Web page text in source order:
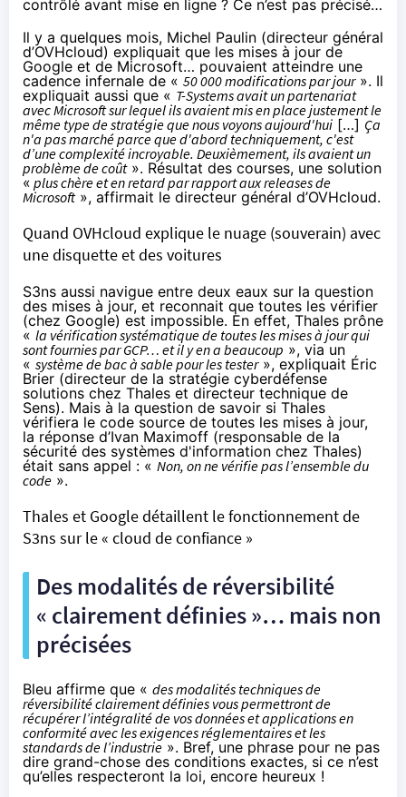
contrôlé avant mise en ligne ? Ce n’est pas précisé…
Il y a quelques mois, Michel Paulin (directeur général
d’OVHcloud) expliquait que les mises à jour de
Google et de Microsoft… pouvaient atteindre une
cadence infernale de « 50 000 modifications par jour». Il
expliquait aussi que « T-Systems avait un partenariat
avec Microsoft sur lequel ils avaient mis en place justement le
même type de stratégie que nous voyons aujourd'hui […] Ça
n'a pas marché parce que d'abord techniquement, c'est
d’une complexité incroyable. Deuxièmement, ils avaient un
problème de coût». Résultat des courses, une solution
« plus chère et en retard par rapport aux releases de
Microsoft», affirmait le directeur général d’OVHcloud.
Quand OVHcloud explique le nuage (souverain) avec
une disquette et des voitures
S3ns aussi navigue entre deux eaux sur la question
des mises à jour, et reconnait que toutes les vérifier
(chez Google) est impossible. En effet, Thales prône
« la vérification systématique de toutes les mises à jour qui
sont fournies par GCP… et il y en a beaucoup », via un
« système de bac à sable pour les tester», expliquait Éric
Brier (directeur de la stratégie cyberdéfense
solutions chez Thales et directeur technique de
Sens). Mais à la question de savoir si Thales
vérifiera le code source de toutes les mises à jour,
la réponse d’Ivan Maximoff (responsable de la
sécurité des systèmes d'information chez Thales)
était sans appel : « Non, on ne vérifie pas l’ensemble du
code ».
Thales et Google détaillent le fonctionnement de
S3ns sur le « cloud de confiance »
Des modalités de réversibilité
« clairement définies »… mais non
précisées
Bleu affirme que « des modalités techniques de
réversibilité clairement définies vous permettront de
récupérer l’intégralité de vos données et applications en
conformité avec les exigences réglementaires et les
standards de l’industrie ». Bref, une phrase pour ne pas
dire grand-chose des conditions exactes, si ce n’est
qu’elles respecteront la loi, encore heureux !